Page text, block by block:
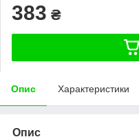
383 ₴
Опис Характеристики
Опис